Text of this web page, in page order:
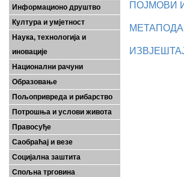
Информационо друштво
Култура и умјетност
Наука, технологија и
иновације
Национални рачуни
Образовање
Пољопривреда и рибарство
Потрошња и услови живота
Правосуђе
Саобраћај и везе
Социјална заштита
Спољна трговина
ПОЈМОВИ